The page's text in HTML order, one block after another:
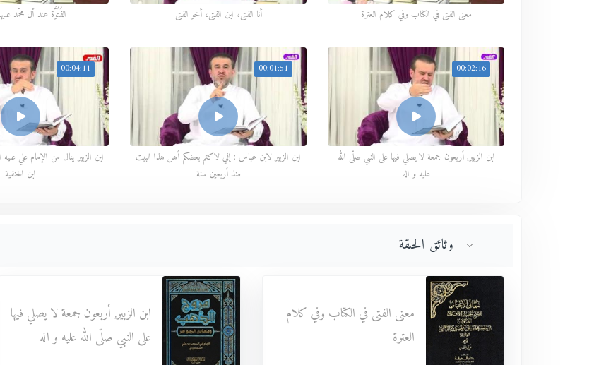
معنى الفتى في الكتاب وفي كلام العترة أنا الفتى، ابن الفتى، أخو الفتى الفُتُوَّة عند ٱل محمّد
00:02:16
ابن الزبير, أربعون جمعة لا يصلي فيها على النبي صلّى الله
عليه و اله
00:01:51
ابن الزبير لابن عباس : إني لاكتم بغضكم أهل هذا البيت
منذ أربعين سنة
00:04:11
ابن الزبير ينال من الإمام علي
ابن الحنفية
وثائق الحلقة
معنى الفتى في الكتاب وفي كلام
العترة
ابن الزبير, أربعون جمعة لا يصلي فيها
على النبي صلّى الله عليه و اله